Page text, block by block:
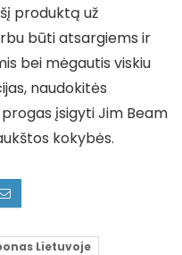
produktą už
būti atsargiems ir
bei mėgautis viskiu
naudokitės
įsigyti Jim Beam
kokybės.
Lietuvoje